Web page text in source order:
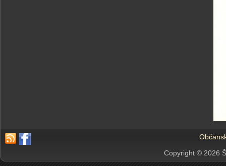
Copyright © 2026